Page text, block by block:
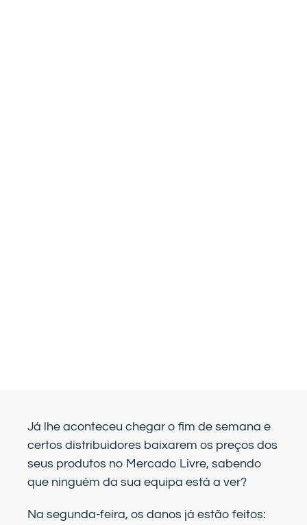
Já lhe aconteceu chegar o fim de semana e
certos distribuidores baixarem os preços dos
seus produtos no Mercado Livre, sabendo
que ninguém da sua equipa está a ver?
Na segunda-feira, os danos já estão feitos: